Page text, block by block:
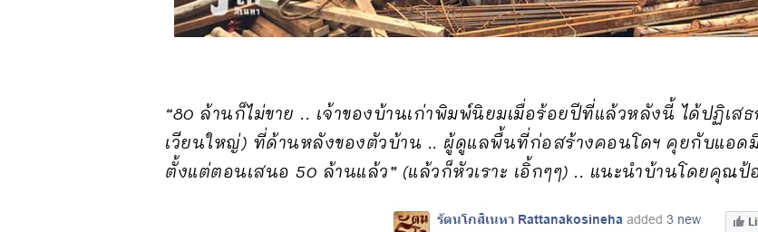
“80 ล้านก็ไม่ขาย .. เจ้าของบ้านเก่าพิมพ์นิยมเมื่อร้อยปีที่แล้วหลังนี้ ได้ปฏิเส
เวียนใหญ่) ที่ด้านหลังของตัวบ้าน .. ผู้ดูแลพื้นที่ก่อสร้างคอนโดฯ คุยกับแอด
ตั้งแต่ตอนเสนอ 50 ล้านแล้ว” (แล้วก็หัวเราะ เอิ้กๆๆ) .. แนะนำบ้านโดยคุณ